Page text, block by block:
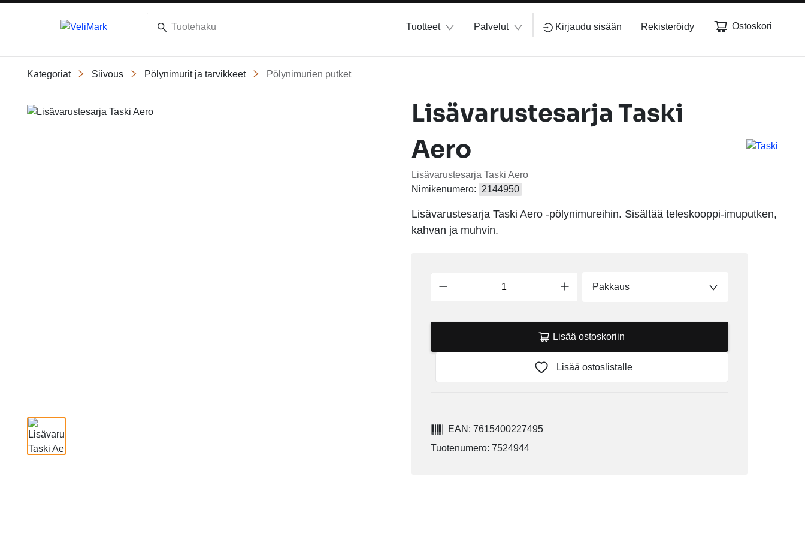
Tuotteet Palvelut Kirjaudu sisään Rekisteröidy Ostoskori
Kategoriat Siivous Pölynimurit ja tarvikkeet Pölynimurien putket
Slide 1 of 1
Lisävarustesarja Taski
Aero
Lisävarustesarja Taski Aero
Nimikenumero:
2144950
Lisävarustesarja Taski Aero -pölynimureihin. Sisältää teleskooppi-imuputken,
kahvan ja muhvin.
Pakkaus
Lisää ostoskoriin
Lisää ostoslistalle
EAN: 7615400227495
Tuotenumero: 7524944